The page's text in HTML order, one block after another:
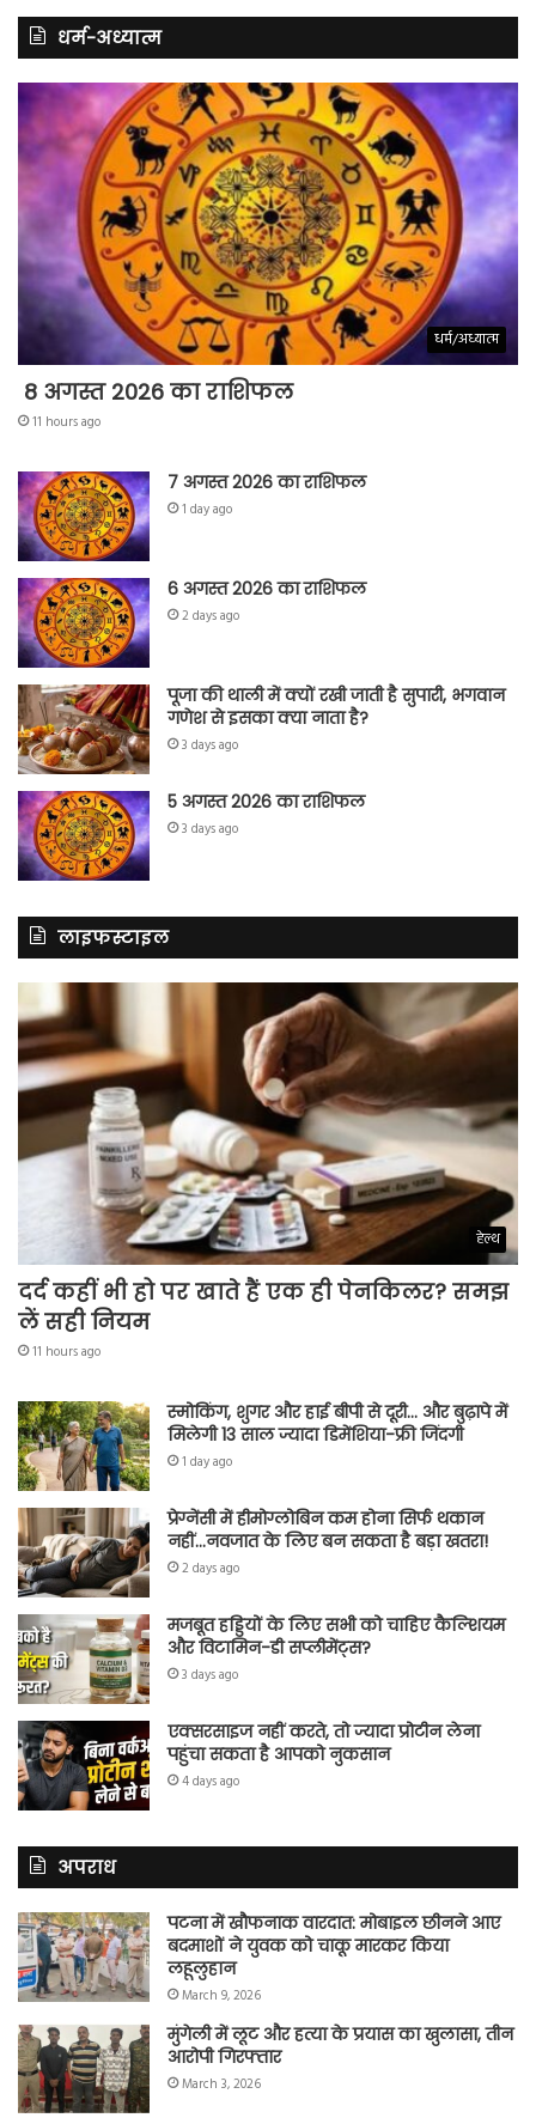
धर्म-अध्यात्म
धर्म/अध्यात्म
8 अगस्त 2026 का राशिफल
11 hours ago
7 अगस्त 2026 का राशिफल
1 day ago
6 अगस्त 2026 का राशिफल
2 days ago
पूजा की थाली में क्यों रखी जाती है सुपारी, भगवान
गणेश से इसका क्या नाता है?
3 days ago
5 अगस्त 2026 का राशिफल
3 days ago
लाइफस्टाइल
हेल्थ
दर्द कहीं भी हो पर खाते हैं एक ही पेनकिलर? समझ
लें सही नियम
11 hours ago
स्मोकिंग, शुगर और हाई बीपी से दूरी… और बुढ़ापे में
मिलेगी 13 साल ज्यादा डिमेंशिया-फ्री जिंदगी
1 day ago
प्रेग्नेंसी में हीमोग्लोबिन कम होना सिर्फ थकान
नहीं…नवजात के लिए बन सकता है बड़ा खतरा!
2 days ago
मजबूत हड्डियों के लिए सभी को चाहिए कैल्शियम
और विटामिन-डी सप्लीमेंट्स?
3 days ago
एक्सरसाइज नहीं करते, तो ज्यादा प्रोटीन लेना
पहुंचा सकता है आपको नुकसान
4 days ago
अपराध
पटना में खौफनाक वारदात: मोबाइल छीनने आए
बदमाशों ने युवक को चाकू मारकर किया
लहूलुहान
March 9, 2026
मुंगेली में लूट और हत्या के प्रयास का खुलासा, तीन
आरोपी गिरफ्तार
March 3, 2026